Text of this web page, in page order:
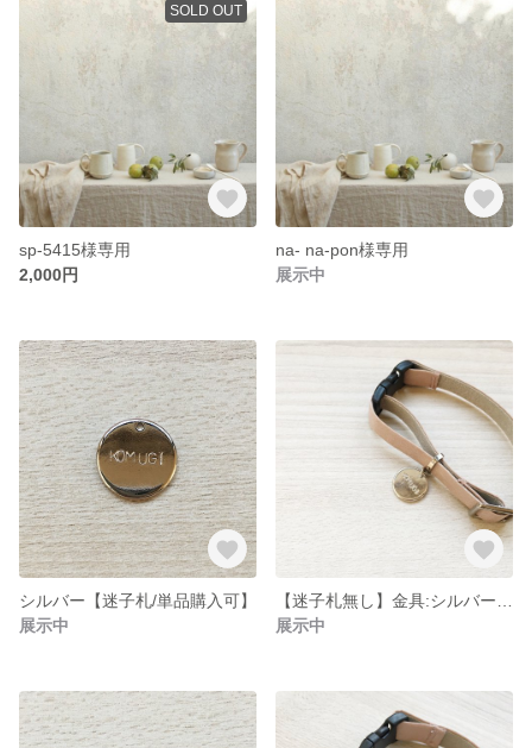
SOLD OUT
sp-5415様専用
2,000円
na- na-pon様専用
展示中
シルバー【迷子札/単品購入可】
展示中
展示中